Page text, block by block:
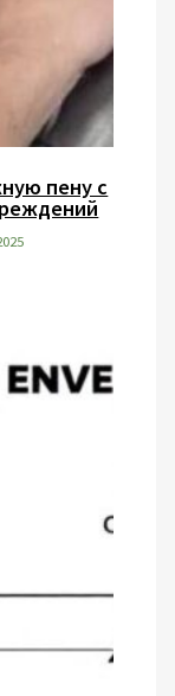
пену с